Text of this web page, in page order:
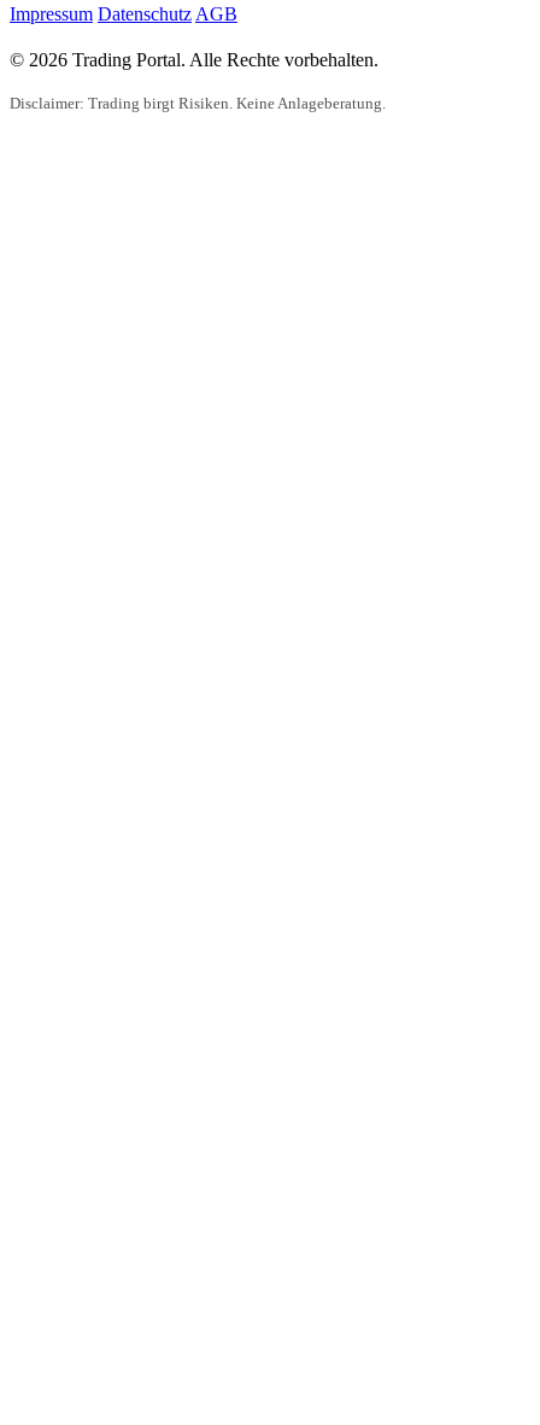
Impressum Datenschutz AGB
© 2026 Trading Portal. Alle Rechte vorbehalten.
Disclaimer: Trading birgt Risiken. Keine Anlageberatung.